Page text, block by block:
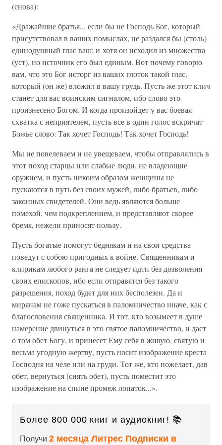
(снова):
«Дражайшие братья... если бы не Господь Бог, который
присутствовал в ваших помыслах, не раздался бы (столь)
единодушный глас ваш; и хотя он исходил из множества
(уст), но источник его был единым. Вот почему говорю
вам, что это Бог исторг из ваших глоток такой глас,
который (он же) вложил в вашу грудь. Пусть же этот клич
станет для вас воинским сигналом, ибо слово это
произнесено Богом. И когда произойдет у вас боевая
схватка с неприятелем, пусть все в один голос вскричат
Божье слово: Так хочет Господь! Так хочет Господь!
Мы не повелеваем и не увещеваем, чтобы отправлялись в
этот поход старцы или слабые люди, не владеющие
оружием, и пусть никоим образом женщины не
пускаются в путь без своих мужей, либо братьев, либо
законных свидетелей. Они ведь являются больше
помехой, чем подкреплением, и представляют скорее
бремя, нежели приносят пользу.
Пусть богатые помогут беднякам и на свои средства
поведут с собою пригодных к войне. Священникам и
клирикам любого ранга не следует идти без дозволения
своих епископов, ибо если отправятся без такого
разрешения, поход будет для них бесполезен. Да и
мирянам не гоже пускаться в паломничество иначе, как с
благословения священника. И тот, кто возымеет в душе
намерение двинуться в это святое паломничество, и даст
о том обет Богу, и принесет Ему себя в живую, святую и
весьма угодную жертву, пусть носит изображение креста
Господня на челе или на груди. Тот же, кто пожелает, дав
обет, вернуться (снять обет), пусть поместит это
изображение на спине промеж лопаток...».
Более 800 000 книг и аудиокниг! 📚
Получи 2 месяца Литрес Подписки в